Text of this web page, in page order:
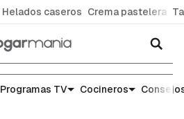
Helados caseros Crema pastelera
Programas TV Cocineros